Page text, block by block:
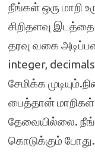
நீங்கள் ஒரு மாறி
சிறிதளவு
தரவு வகை
integer,
சேமிக்க
பைத்தான் மாறிகள்
தேவையில்லை.
கொடுக்கும்